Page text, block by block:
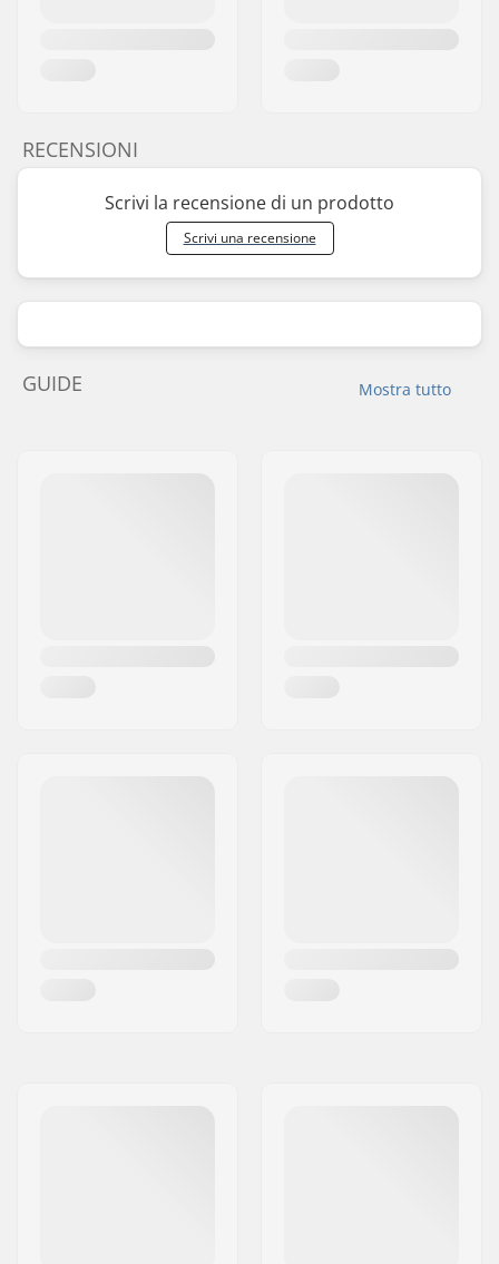
RECENSIONI
Scrivi la recensione di un prodotto
Scrivi una recensione
Mostra tutto
GUIDE